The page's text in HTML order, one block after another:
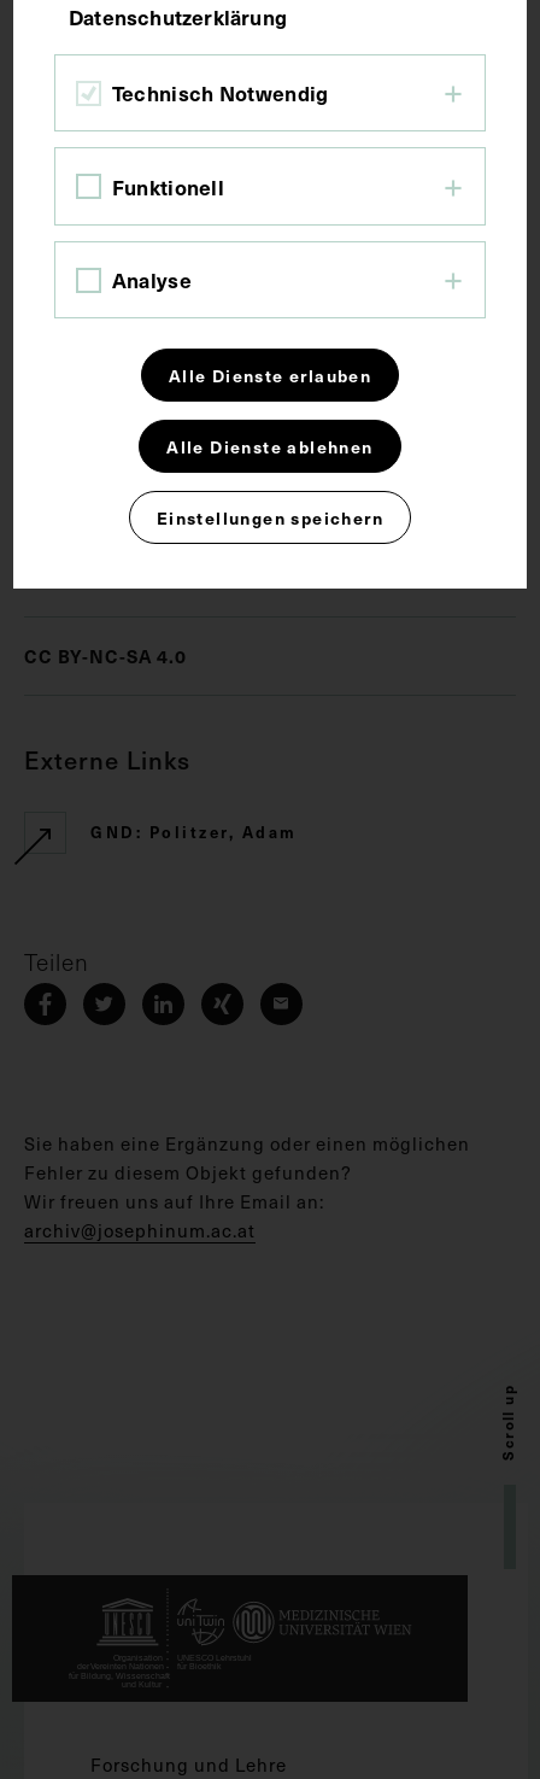
Maße
Bildmaß 14,8 x 9,7 cm
Bildmaß inkl. Untergrund 22,9 x 13,6 cm
Das Bild stammt vermutlich aus der Sammlung von
Adam Politzer.
Schlagwörter
Ohrenheilkunde
CC BY-NC-SA 4.0
Externe Links
GND: Politzer, Adam
Teilen
Sie haben eine Ergänzung oder einen möglichen
Fehler zu diesem Objekt gefunden?
Wir freuen uns auf Ihre Email an:
archiv@josephinum.ac.at
Scroll up
Forschung und Lehre
Datenschutzerklärung
Technisch Notwendig
Funktionell
Analyse
Alle Dienste erlauben
Alle Dienste ablehnen
Einstellungen speichern